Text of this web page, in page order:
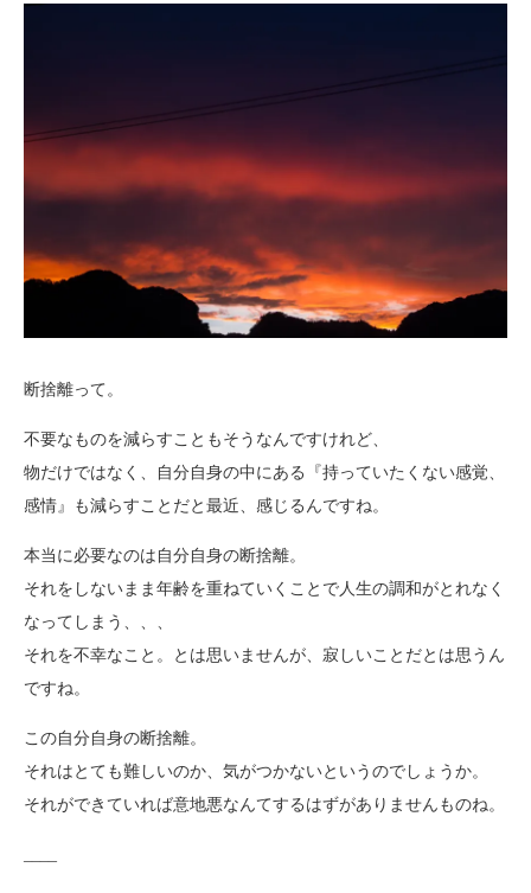
断捨離って。
不要なものを減らすこともそうなんですけれど、
物だけではなく、自分自身の中にある『持っていたくない感覚、
感情』も減らすことだと最近、感じるんですね。
本当に必要なのは自分自身の断捨離。
それをしないまま年齢を重ねていくことで人生の調和がとれなく
なってしまう、、、
それを不幸なこと。とは思いませんが、寂しいことだとは思うん
ですね。
この自分自身の断捨離。
それはとても難しいのか、気がつかないというのでしょうか。
それができていれば意地悪なんてするはずがありませんものね。